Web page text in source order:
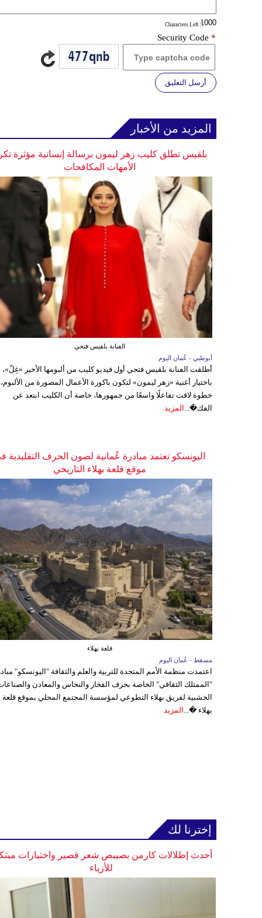
: Characters Left
Security Code *
أرسل التعليق
المزيد من الأخبار
بلقيس تطلق كليب زهر ليمون برسالة إنسانية مؤثرة
الأمهات المكافحات
الفنانة بلقيس فتحي
أبوظبي - عُمان اليوم
أطلقت الفنانة بلقيس فتحي أول فيديو كليب من ألبومها الأخير «غِلّ»،
باختيار أغنية «زهر ليمون» لتكون باكورة الأعمال المصورة من
خطوة لاقت تفاعلًا واسعًا من جمهورها، خاصة أن الكليب ابتعد عن
الفك�... المزيد
اليونسكو تعتمد مبادرة عُمانية لصون الحرف التقليدية
موقع قلعة بهلاء التاريخي
قلعة بهلاء
مسقط - عُمان اليوم
اعتمدت منظمة الأمم المتحدة للتربية والعلم والثقافة "اليونسكو"
"الممتلك الثقافي" الخاصة بحرف الفخار والنحاس والمعادن
الخشبية لفريق بهلاء التطوعي لمؤسسة المجتمع المحلي بموقع قلعة
بهلاء �... المزيد
إخترنا لك
أحدث إطلالات كارمن بصيبص شعر قصير واختيارات
للأزياء